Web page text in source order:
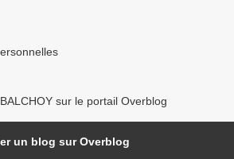
sur le portail Overblog
un blog sur Overblog